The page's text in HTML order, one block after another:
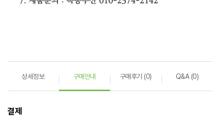
상세정보 구매안내 구매후기 (0) Q&A (0)
결제